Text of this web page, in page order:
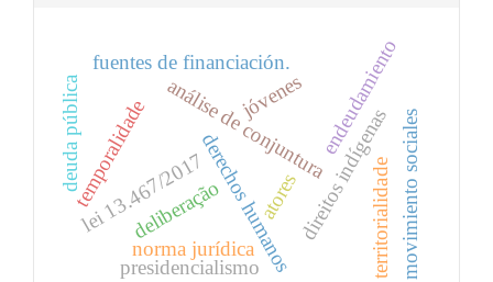
derechos humanos
lei 13.467/2017
análise de conjunturadireitos indígenas
territorialidade
temporalidade movimiento sociales
jóvenes
fuentes de financiación.
deuda pública endeudamiento
deliberação
presidencialismo
norma jurídica
atores